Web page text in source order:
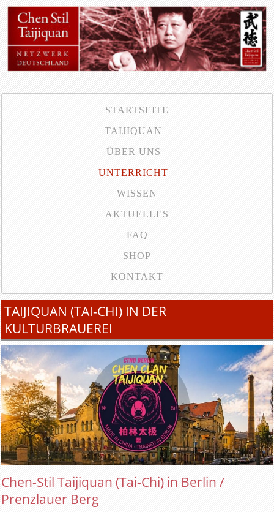
STARTSEITE
TAIJIQUAN
ÜBER UNS
UNTERRICHT
WISSEN
AKTUELLES
FAQ
SHOP
KONTAKT
TAIJIQUAN (TAI-CHI) IN DER
KULTURBRAUEREI
Chen-Stil Taijiquan (Tai-Chi) in Berlin /
Prenzlauer Berg